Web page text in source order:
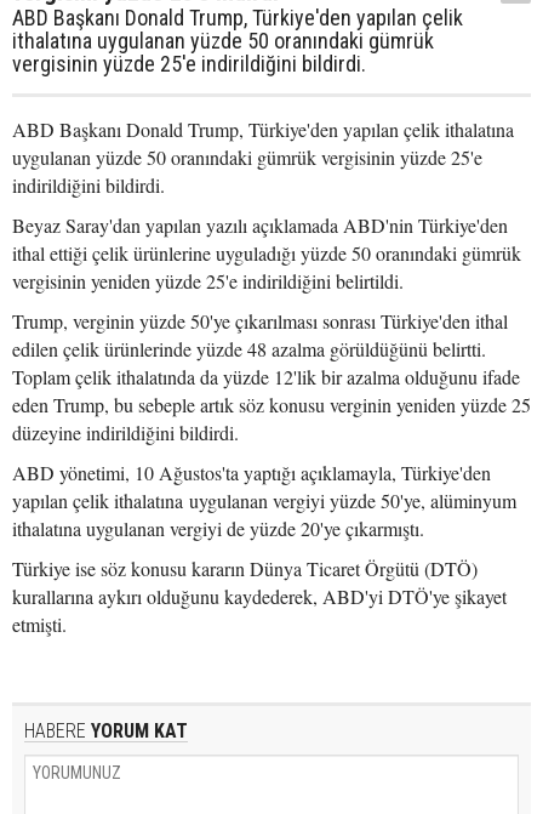
ABD Başkanı Donald Trump, Türkiye'den yapılan çelik
ithalatına uygulanan yüzde 50 oranındaki gümrük
vergisinin yüzde 25'e indirildiğini bildirdi.
ABD Başkanı Donald Trump, Türkiye'den yapılan çelik ithalatına
uygulanan yüzde 50 oranındaki gümrük vergisinin yüzde 25'e
indirildiğini bildirdi.
Beyaz Saray'dan yapılan yazılı açıklamada ABD'nin Türkiye'den
ithal ettiği çelik ürünlerine uyguladığı yüzde 50 oranındaki gümrük
vergisinin yeniden yüzde 25'e indirildiğini belirtildi.
Trump, verginin yüzde 50'ye çıkarılması sonrası Türkiye'den ithal
edilen çelik ürünlerinde yüzde 48 azalma görüldüğünü belirtti.
Toplam çelik ithalatında da yüzde 12'lik bir azalma olduğunu ifade
eden Trump, bu sebeple artık söz konusu verginin yeniden yüzde 25
düzeyine indirildiğini bildirdi.
ABD yönetimi, 10 Ağustos'ta yaptığı açıklamayla, Türkiye'den
yapılan çelik ithalatına uygulanan vergiyi yüzde 50'ye, alüminyum
ithalatına uygulanan vergiyi de yüzde 20'ye çıkarmıştı.
Türkiye ise söz konusu kararın Dünya Ticaret Örgütü (DTÖ)
kurallarına aykırı olduğunu kaydederek, ABD'yi DTÖ'ye şikayet
etmişti.
HABERE YORUM KAT